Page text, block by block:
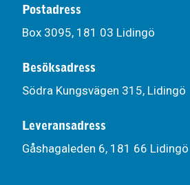
Postadress
Box 3095, 181 03 Lidingö
Besöksadress
Södra Kungsvägen 315, Lidingö
Leveransadress
Gåshagaleden 6, 181 66 Lidingö